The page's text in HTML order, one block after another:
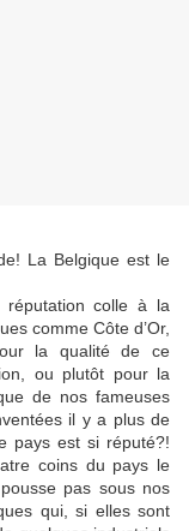
La Belgique est le
réputation colle à la
comme Côte d’Or,
la qualité de ce
ou plutôt pour la
de nos fameuses
il y a plus de
pays est si réputé?!
coins du pays le
pas sous nos
qui, si elles sont